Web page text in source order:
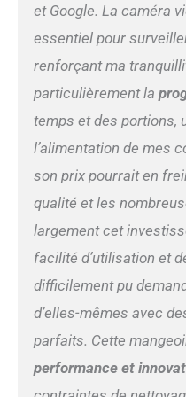
et Google. La caméra
essentiel pour
renforçant ma
particulièrement la
temps et des portions,
l’alimentation de mes
son prix pourrait en
qualité et les
largement cet
facilité d’utilisation et
difficilement pu
d’elles-mêmes avec
parfaits. Cette
performance et